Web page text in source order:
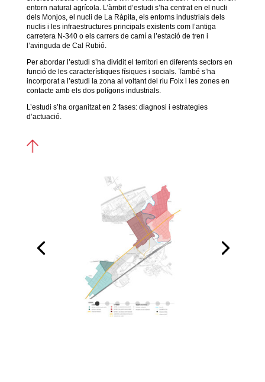
entorn natural agrícola. L’àmbit d’estudi s’ha centrat en el nucli
dels Monjos, el nucli de La Ràpita, els entorns industrials dels
nuclis i les infraestructures principals existents com l’antiga
carretera N-340 o els carrers de camí a l’estació de tren i
l’avinguda de Cal Rubió.
Per abordar l’estudi s’ha dividit el territori en diferents sectors en
funció de les característiques físiques i socials. També s’ha
incorporat a l’estudi la zona al voltant del riu Foix i les zones en
contacte amb els dos polígons industrials.
L’estudi s’ha organitzat en 2 fases: diagnosi i estrategies
d’actuació.